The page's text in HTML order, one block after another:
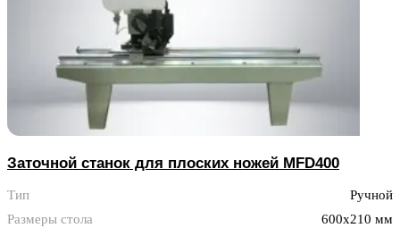
Заточной станок для плоских ножей MFD400
Тип
Ручной
Размеры стола
600x210 мм